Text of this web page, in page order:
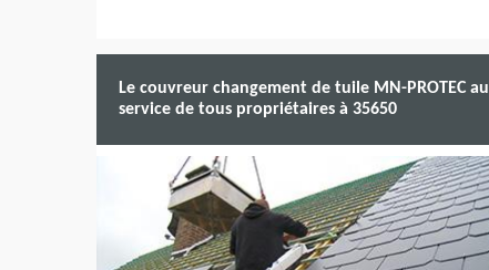
Le couvreur changement de tuile MN-PROTEC au
service de tous propriétaires à 35650